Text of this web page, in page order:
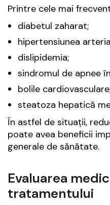
Printre cele mai
diabetul zaharat;
hipertensiunea
dislipidemia;
sindromul de apnee
bolile
steatoza hepatică
În astfel de situații,
poate avea beneficii
generale de sănătate.
Evaluarea
tratamentului